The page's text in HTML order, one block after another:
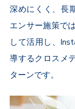
深めにくく、長
エンサー施策で
して活用し、
導するクロスメ
ターンです。